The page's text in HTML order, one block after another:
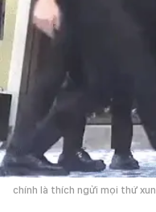
chính là thích ngửi mọi thứ